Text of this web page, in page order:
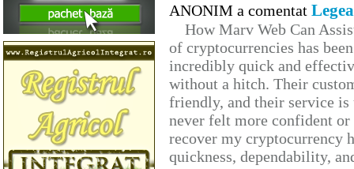
ANONIM a comentat
How Marv Web Can
of cryptocurrencies has
incredibly quick and
without a hitch. Their
friendly, and their service
never felt more confident
recover my cryptocurrency
quickness, dependability,